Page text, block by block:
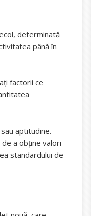
determinată
până în
factorii ce
aptitudine.
a obţine valori
standardului de